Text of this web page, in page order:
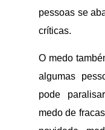
pessoas se
críticas.
O medo
algumas
pode
medo de